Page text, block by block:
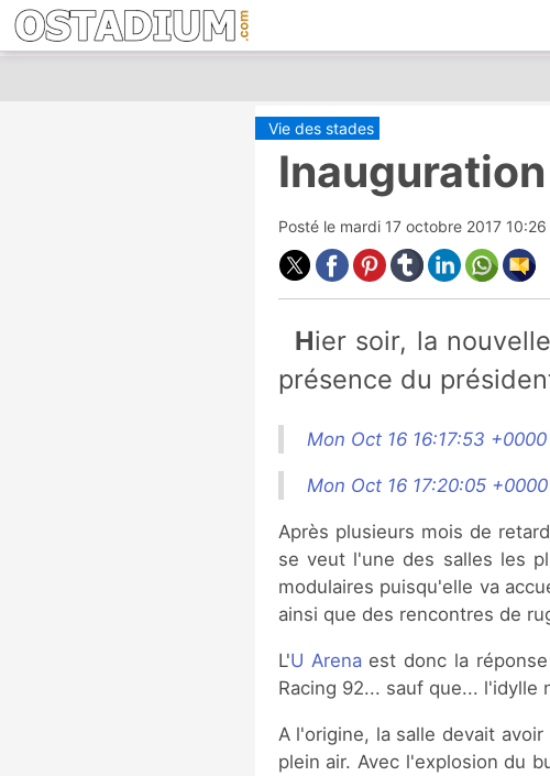
Vie des stades
Posté le mardi 17 octobre 2017 10:26
Hier soir, la nouvelle salle de spectacle de Nanterre a été inaugurée, en
présence du
Mon Oct 16 16:17:53
Mon Oct 16 17:20:05
Après plusieurs mois de
se veut l'une des salles les
modulaires puisqu'elle va
ainsi que des rencontres de
L'U Arenaest donc la réponse
Racing 92... sauf que... l'idylle
A l'origine, la salle devait
plein air. Avec l'explosion du